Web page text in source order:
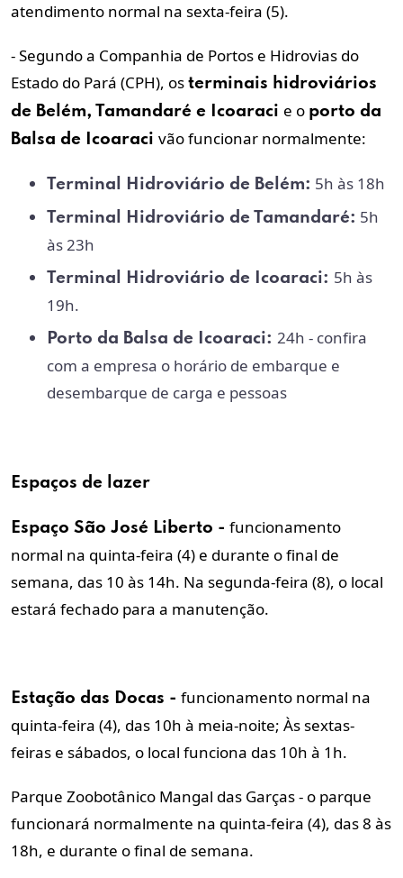
atendimento normal na sexta-feira (5).
- Segundo a Companhia de Portos e Hidrovias do
Estado do Pará (CPH), os terminais hidroviários
de Belém, Tamandaré e Icoaraci e o porto da
Balsa de Icoaraci vão funcionar normalmente:
Terminal Hidroviário de Belém: 5h às 18h
Terminal Hidroviário de Tamandaré: 5h
às 23h
Terminal Hidroviário de Icoaraci: 5h às
19h.
Porto da Balsa de Icoaraci: 24h - confira
com a empresa o horário de embarque e
desembarque de carga e pessoas
Espaços de lazer
Espaço São José Liberto - funcionamento
normal na quinta-feira (4) e durante o final de
semana, das 10 às 14h. Na segunda-feira (8), o local
estará fechado para a manutenção.
Estação das Docas - funcionamento normal na
quinta-feira (4), das 10h à meia-noite; Às sextas-
feiras e sábados, o local funciona das 10h à 1h.
Parque Zoobotânico Mangal das Garças - o parque
funcionará normalmente na quinta-feira (4), das 8 às
18h, e durante o final de semana.